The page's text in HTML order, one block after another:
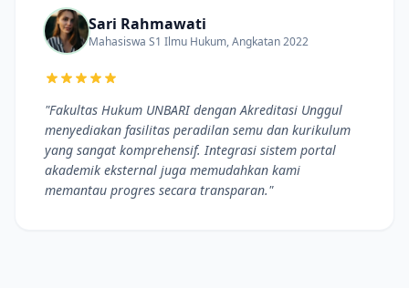
Sari Rahmawati
Mahasiswa S1 Ilmu Hukum, Angkatan 2022
"Fakultas Hukum UNBARI dengan Akreditasi Unggul
menyediakan fasilitas peradilan semu dan kurikulum
yang sangat komprehensif. Integrasi sistem portal
akademik eksternal juga memudahkan kami
memantau progres secara transparan."